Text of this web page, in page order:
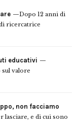
Dopo 12 anni di
ricercatrice
educativi
sul valore
non facciamo
lasciare, e di cui sono